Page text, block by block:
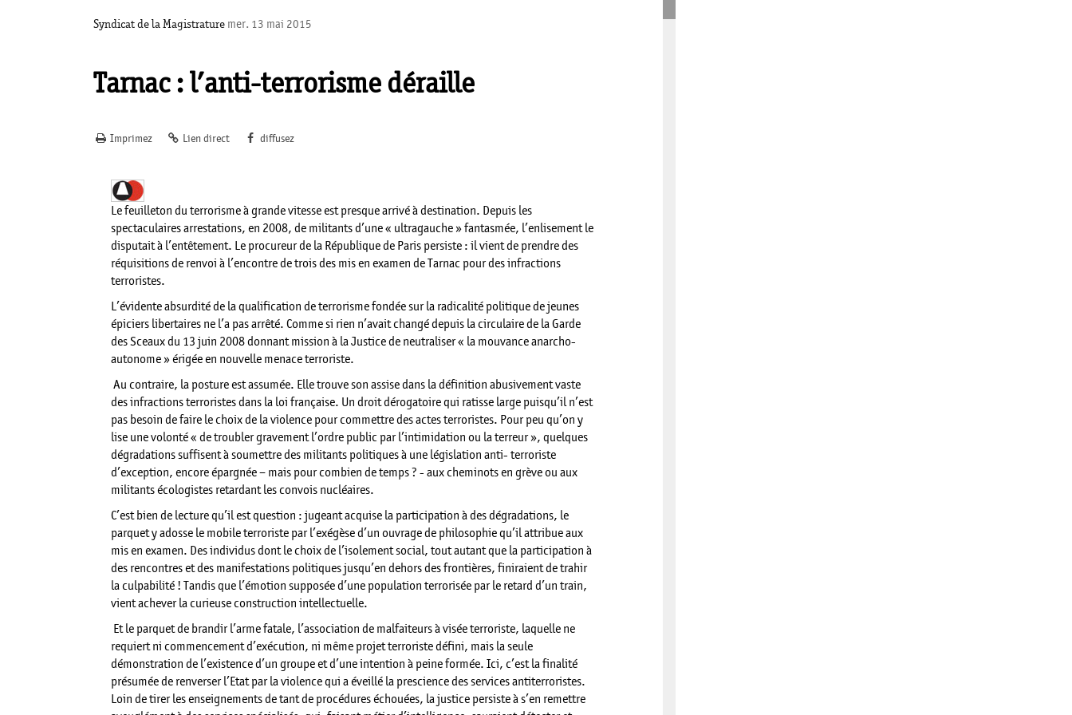
Syndicat de la Magistrature mer. 13 mai 2015
Tarnac : l’anti-terrorisme déraille
Imprimez Lien direct diffusez
Le feuilleton du terrorisme à grande vitesse est presque arrivé à destination. Depuis les
spectaculaires arrestations, en 2008, de militants d’une « ultragauche » fantasmée, l’enlisement le
disputait à l’entêtement. Le procureur de la République de Paris persiste : il vient de prendre des
réquisitions de renvoi à l’encontre de trois des mis en examen de Tarnac pour des infractions
terroristes.
L’évidente absurdité de la qualification de terrorisme fondée sur la radicalité politique de jeunes
épiciers libertaires ne l’a pas arrêté. Comme si rien n’avait changé depuis la circulaire de la Garde
des Sceaux du 13 juin 2008 donnant mission à la Justice de neutraliser « la mouvance anarcho-
autonome » érigée en nouvelle menace terroriste.
Au contraire, la posture est assumée. Elle trouve son assise dans la définition abusivement vaste
des infractions terroristes dans la loi française. Un droit dérogatoire qui ratisse large puisqu’il n’est
pas besoin de faire le choix de la violence pour commettre des actes terroristes. Pour peu qu’on y
lise une volonté « de troubler gravement l’ordre public par l’intimidation ou la terreur », quelques
dégradations suffisent à soumettre des militants politiques à une législation anti- terroriste
d’exception, encore épargnée – mais pour combien de temps ? - aux cheminots en grève ou aux
militants écologistes retardant les convois nucléaires.
C’est bien de lecture qu’il est question : jugeant acquise la participation à des dégradations, le
parquet y adosse le mobile terroriste par l’exégèse d’un ouvrage de philosophie qu’il attribue aux
mis en examen. Des individus dont le choix de l’isolement social, tout autant que la participation à
des rencontres et des manifestations politiques jusqu’en dehors des frontières, finiraient de trahir
la culpabilité ! Tandis que l’émotion supposée d’une population terrorisée par le retard d’un train,
vient achever la curieuse construction intellectuelle.
Et le parquet de brandir l’arme fatale, l’association de malfaiteurs à visée terroriste, laquelle ne
requiert ni commencement d’exécution, ni même projet terroriste défini, mais la seule
démonstration de l’existence d’un groupe et d’une intention à peine formée. Ici, c’est la finalité
présumée de renverser l’Etat par la violence qui a éveillé la prescience des services antiterroristes.
Loin de tirer les enseignements de tant de procédures échouées, la justice persiste à s’en remettre